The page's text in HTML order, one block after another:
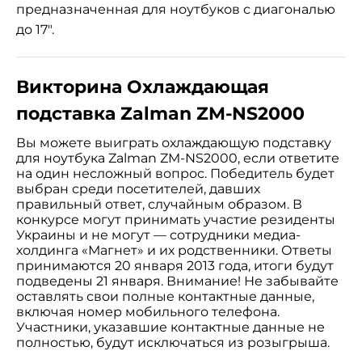
предназначенная для ноутбуков с диагональю
до 17".
Викторина Охлаждающая
подставка Zalman ZM-NS2000
Вы можете выиграть охлаждающую подставку
для ноутбука Zalman ZM-NS2000, если ответите
на один несложный вопрос. Победитель будет
выбран среди посетителей, давших
правильный ответ, случайным образом. В
конкурсе могут принимать участие резиденты
Украины и не могут — сотрудники медиа-
холдинга «Магнет» и их родственники. Ответы
принимаются 20 января 2013 года, итоги будут
подведены 21 января. Внимание! Не забывайте
оставлять свои полные контактные данные,
включая номер мобильного телефона.
Участники, указавшие контактные данные не
полностью, будут исключаться из розыгрыша.